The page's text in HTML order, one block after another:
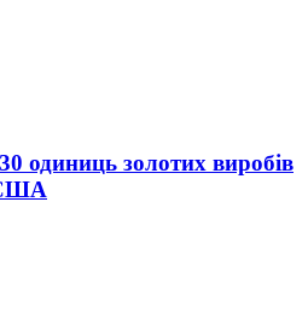
одиниць золотих виробів
США